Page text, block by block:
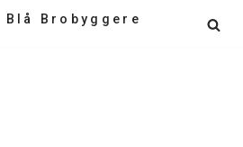
Blå Brobyggere